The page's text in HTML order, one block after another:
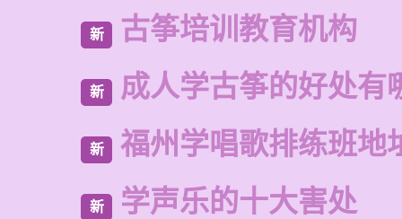
新 古筝培训教育机构
新 成人学古筝的好处有
新 福州学唱歌排练班地
新 学声乐的十大害处